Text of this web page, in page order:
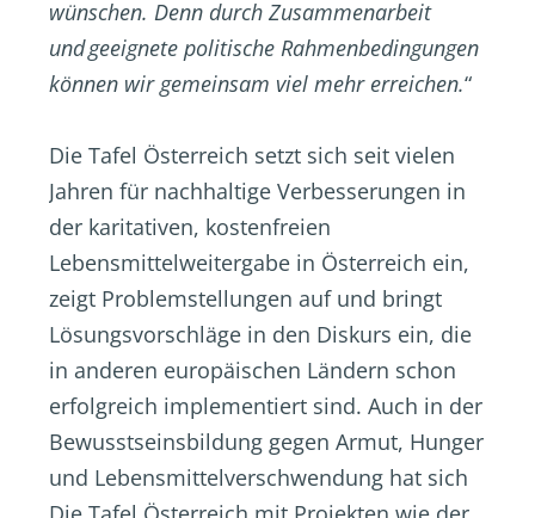
wünschen. Denn durch Zusammenarbeit
und geeignete politische Rahmenbedingungen
können wir gemeinsam viel mehr erreichen.“
Die Tafel Österreich setzt sich seit vielen
Jahren für nachhaltige Verbesserungen in
der karitativen, kostenfreien
Lebensmittelweitergabe in Österreich ein,
zeigt Problemstellungen auf und bringt
Lösungsvorschläge in den Diskurs ein, die
in anderen europäischen Ländern schon
erfolgreich implementiert sind. Auch in der
Bewusstseinsbildung gegen Armut, Hunger
und Lebensmittelverschwendung hat sich